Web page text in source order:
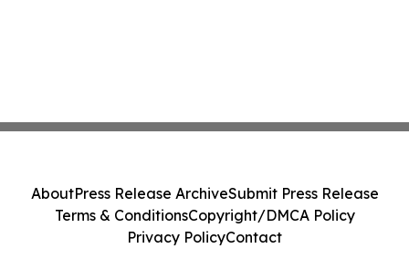
AboutPress Release ArchiveSubmit Press Release
Terms & ConditionsCopyright/DMCA Policy
Privacy PolicyContact